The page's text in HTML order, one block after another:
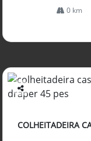
0 km
Co
arti
lhe
COLHEITADEIRA